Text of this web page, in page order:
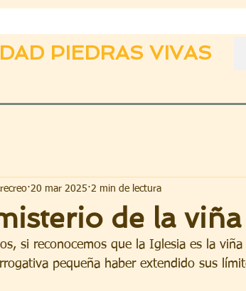
PIEDRAS VIVAS
de la
20 mar 2025 2 min de lectura
si reconocemos que la Iglesia es la
pequeña haber extendido sus